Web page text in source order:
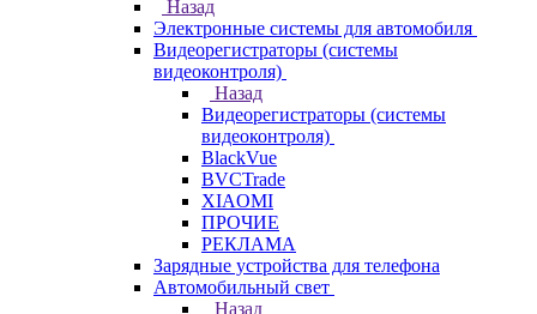
Назад
Электронные системы для автомобиля
Видеорегистраторы (системы
видеоконтроля)
Назад
Видеорегистраторы (системы
видеоконтроля)
BlackVue
BVCTrade
XIAOMI
ПРОЧИЕ
РЕКЛАМА
Зарядные устройства для телефона
Автомобильный свет
Назад